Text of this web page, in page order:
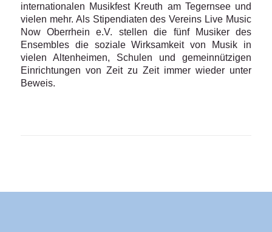
internationalen Musikfest Kreuth am Tegernsee und
vielen mehr. Als Stipendiaten des Vereins Live Music
Now Oberrhein e.V. stellen die fünf Musiker des
Ensembles die soziale Wirksamkeit von Musik in
vielen Altenheimen, Schulen und gemeinnützigen
Einrichtungen von Zeit zu Zeit immer wieder unter
Beweis.